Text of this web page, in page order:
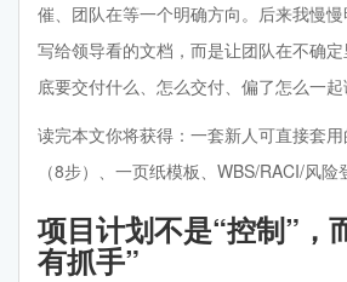
催、团队在等一个明确方向。后来我慢
写给领导看的文档，而是让团队在不确
底要交付什么、怎么交付、偏了怎么一起
读完本文你将获得：一套新人可直接套用
（8步）、一页纸模板、WBS/RACI/风险
项目计划不是“控制”，
有抓手”